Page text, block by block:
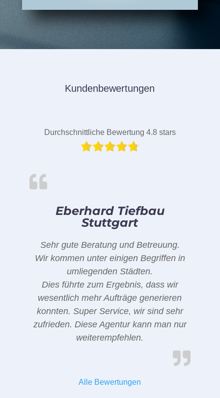
Kundenbewertungen
Durchschnittliche Bewertung 4.8 stars
Eberhard Tiefbau
Stuttgart
Sehr gute Beratung und Betreuung.
Wir kommen unter einigen Begriffen in
umliegenden Städten.
Dies führte zum Ergebnis, dass wir
wesentlich mehr Aufträge generieren
konnten. Super Service, wir sind sehr
zufrieden. Diese Agentur kann man nur
weiterempfehlen.
Alle Bewertungen